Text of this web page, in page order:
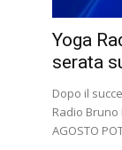
Yoga
serata
Dopo il
Radio Bruno
AGOSTO